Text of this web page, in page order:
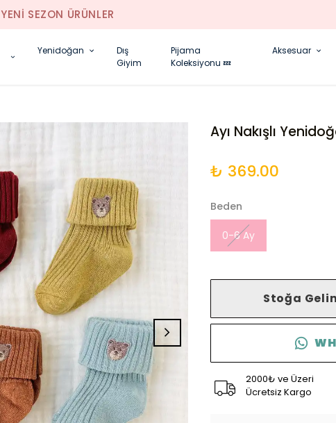
YENI SEZON ÜRÜNLER
Yenidoğan
Dış
Giyim
Pijama
Koleksiyonu 💤
Aksesuar
Ayı Nakışlı
₺ 369.00
Beden
0-6 Ay
Stoğa
2000₺ ve Üzeri
Ücretsiz Kargo